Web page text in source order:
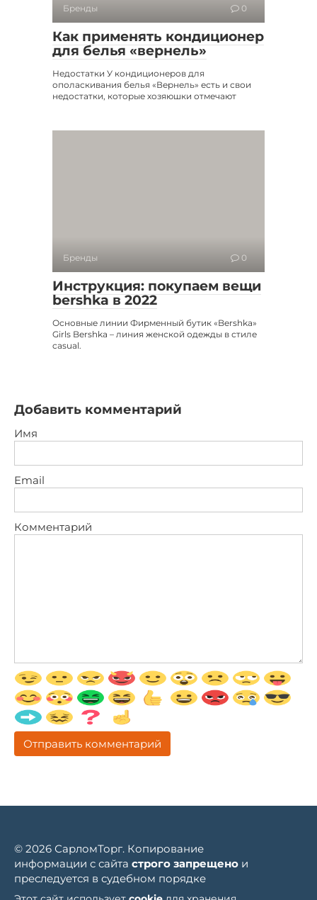
Бренды 0
Как применять кондиционер
для белья «вернель»
Недостатки У кондиционеров для
ополаскивания белья «Вернель» есть и свои
недостатки, которые хозяюшки отмечают
Бренды 0
Инструкция: покупаем вещи
bershka в 2022
Основные линии Фирменный бутик «Bershka»
Girls Bershka – линия женской одежды в стиле
casual.
Добавить комментарий
Имя
Email
Комментарий
© 2026 СарломТорг. Копирование
информации с сайта строго запрещено и
преследуется в судебном порядке